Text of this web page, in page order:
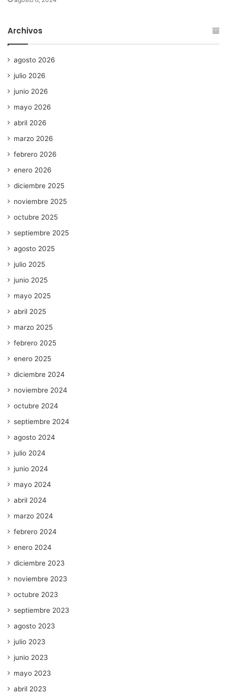
Archivos
agosto 2026
julio 2026
junio 2026
mayo 2026
abril 2026
marzo 2026
febrero 2026
enero 2026
diciembre 2025
noviembre 2025
octubre 2025
septiembre 2025
agosto 2025
julio 2025
junio 2025
mayo 2025
abril 2025
marzo 2025
febrero 2025
enero 2025
diciembre 2024
noviembre 2024
octubre 2024
septiembre 2024
agosto 2024
julio 2024
junio 2024
mayo 2024
abril 2024
marzo 2024
febrero 2024
enero 2024
diciembre 2023
noviembre 2023
octubre 2023
septiembre 2023
agosto 2023
julio 2023
junio 2023
mayo 2023
abril 2023